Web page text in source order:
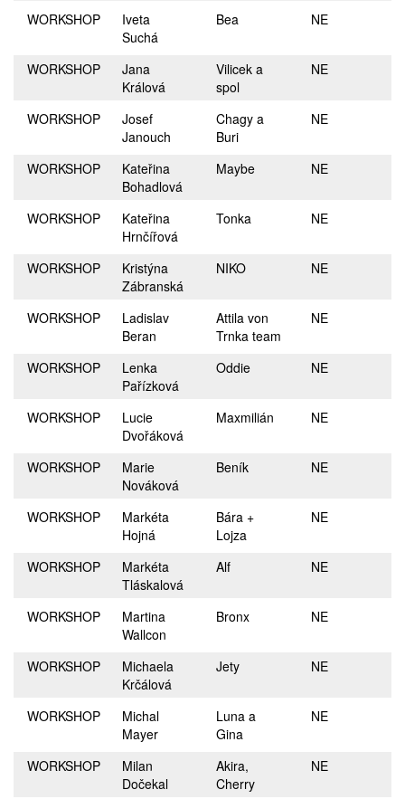
WORKSHOP
Iveta
Suchá
Bea NE
WORKSHOP
Jana
Králová
Vilicek a
spol
NE
WORKSHOP
Josef
Janouch
Chagy a
Buri
NE
WORKSHOP
Kateřina
Bohadlová
Maybe NE
WORKSHOP
Kateřina
Hrnčířová
Tonka NE
WORKSHOP
Kristýna
Zábranská
NIKO NE
WORKSHOP
Ladislav
Beran
Attila von
Trnka team
NE
WORKSHOP
Lenka
Pařízková
Oddie NE
WORKSHOP
Lucie
Dvořáková
Maxmilián NE
WORKSHOP
Marie
Nováková
Beník NE
WORKSHOP
Markéta
Hojná
Bára +
Lojza
NE
WORKSHOP
Markéta
Tláskalová
Alf NE
WORKSHOP
Martina
Wallcon
Bronx NE
WORKSHOP
Michaela
Krčálová
Jety NE
WORKSHOP
Michal
Mayer
Luna a
Gina
NE
WORKSHOP
Milan
Dočekal
Akira,
Cherry
NE